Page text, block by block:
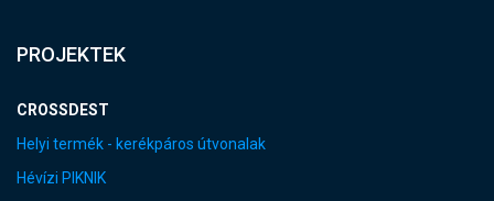
PROJEKTEK
CROSSDEST
Helyi termék - kerékpáros útvonalak
Hévízi PIKNIK